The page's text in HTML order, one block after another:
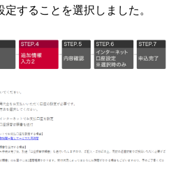
することを選択しました。